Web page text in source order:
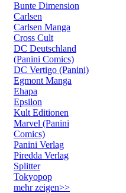
Bunte Dimension
Carlsen
Carlsen Manga
Cross Cult
DC Deutschland
(Panini Comics)
DC Vertigo (Panini)
Egmont Manga
Ehapa
Epsilon
Kult Editionen
Marvel (Panini
Comics)
Panini Verlag
Piredda Verlag
Splitter
Tokyopop
mehr zeigen>>